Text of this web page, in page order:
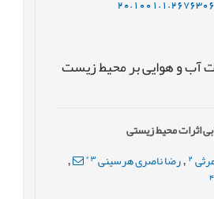
آب و هوایی بر محیط زیست
اثرات محیط زیستی
2
, رضا ناصری هرسینی 3
*
,
4